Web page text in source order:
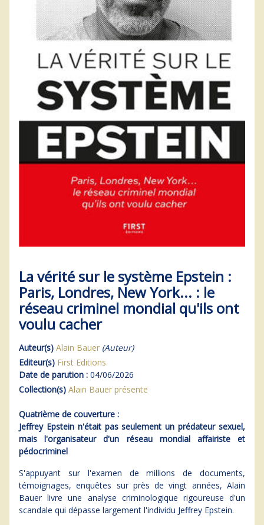
La vérité sur le système Epstein :
Paris, Londres, New York... : le
réseau criminel mondial qu'ils ont
voulu cacher
Auteur(s) Alain Bauer (Auteur)
Editeur(s) First Editions
Date de parution : 04/06/2026
Collection(s) Alain Bauer présente
Quatrième de couverture :
Jeffrey Epstein n'était pas seulement un prédateur sexuel,
mais l'organisateur d'un réseau mondial affairiste et
pédocriminel
S'appuyant sur l'examen de millions de documents,
témoignages, enquêtes sur près de vingt années, Alain
Bauer livre une analyse criminologique rigoureuse d'un
scandale qui dépasse largement l'individu Jeffrey Epstein.